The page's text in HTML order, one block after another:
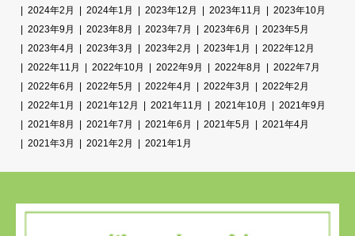
2024年2月
2024年1月 2023年12月 2023年11月
2023年10月
2023年9月
2023年8月 2023年7月 2023年6月
2023年5月
2023年4月
2023年3月 2023年2月 2023年1月
2022年12月
2022年11月
2022年10月 2022年9月 2022年8月
2022年7月
2022年6月
2022年5月 2022年4月 2022年3月
2022年2月
2022年1月
2021年12月 2021年11月 2021年10月
2021年9月
2021年8月
2021年7月 2021年6月 2021年5月
2021年4月
2021年3月
2021年2月 2021年1月